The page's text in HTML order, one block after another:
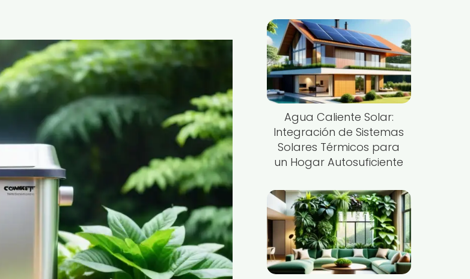
Agua Caliente Solar:
Integración de Sistemas
Solares Térmicos para
un Hogar Autosuficiente